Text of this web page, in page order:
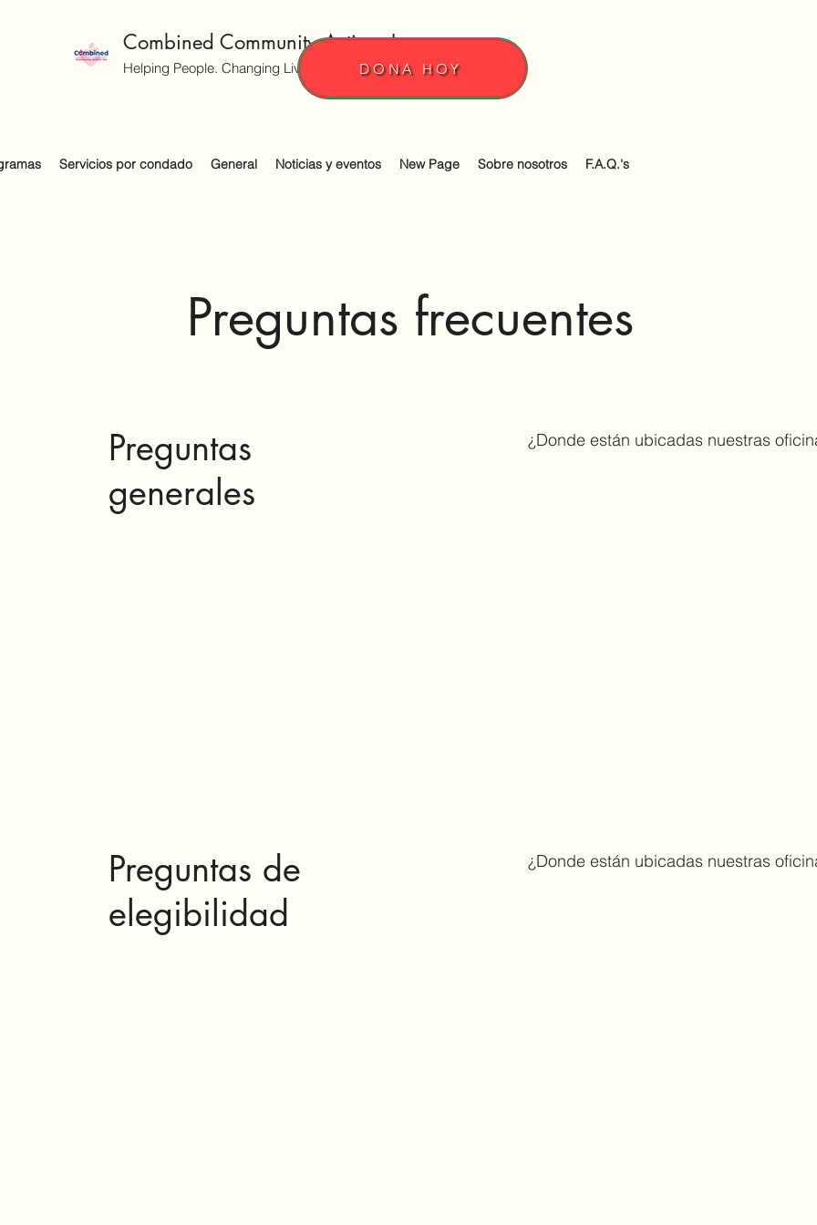
Combined Community Action, Inc
Helping People. Changing Lives. DONA HOY
Servicios por condado General Noticias y eventos New Page Sobre nosotros F.A.Q.'s
Preguntas frecuentes
Preguntas
generales
¿Donde están ubicadas nuestras
Preguntas de
elegibilidad
¿Donde están ubicadas nuestras